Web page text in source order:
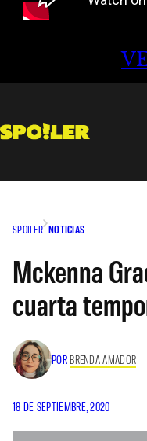
SPOILER NOTICIAS
Mckenna
cuarta
POR BRENDA AMADOR
18 DE SEPTIEMBRE, 2020